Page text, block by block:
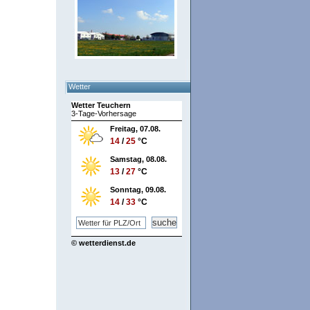
Wetter
Wetter Teuchern
3-Tage-Vorhersage
Freitag, 07.08.
14 /25 °C
Samstag, 08.08.
13 /27 °C
Sonntag, 09.08.
14 /33 °C
© wetterdienst.de